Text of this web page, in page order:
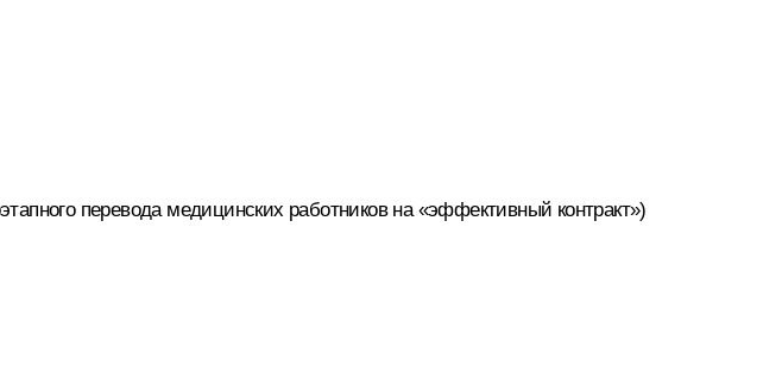
перевода медицинских работников на «эффективный контракт»)